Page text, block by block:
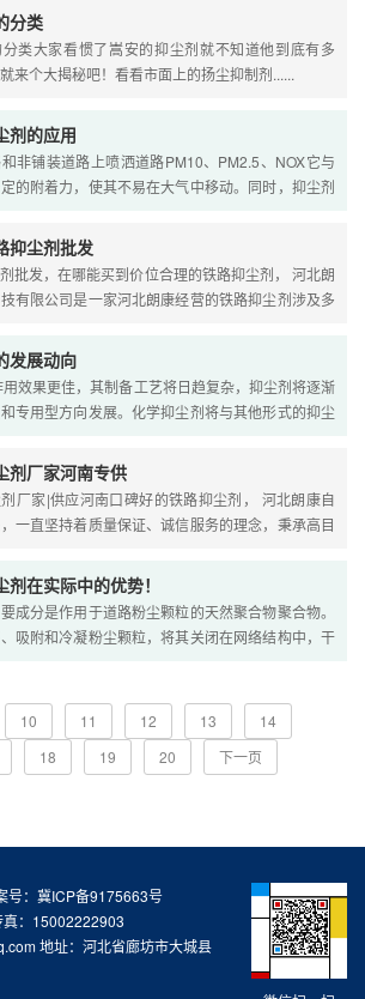
分类
类大家看惯了嵩安的抑尘剂就不知道他到底有多
来个大揭秘吧！看看市面上的扬尘抑制剂......
剂的应用
非铺装道路上喷洒道路PM10、PM2.5、NOX它与
的附着力，使其不易在大气中移动。同时，抑尘剂
、NOX和....
抑尘剂批发
批发，在哪能买到价位合理的铁路抑尘剂， 河北朗
有限公司是一家河北朗康经营的铁路抑尘剂涉及多
发展动向
用效果更佳，其制备工艺将日趋复杂，抑尘剂将逐渐
专用型方向发展。化学抑尘剂将与其他形式的抑尘
剂厂家河南专供
厂家|供应河南口碑好的铁路抑尘剂， 河北朗康自
一直坚持着质量保证、诚信服务的理念，秉承高目
剂在实际中的优势！
成分是作用于道路粉尘颗粒的天然聚合物聚合物。
吸附和冷凝粉尘颗粒，将其关闭在网络结构中，干
10 11 12 13
14
18 19 20
下一页
号：冀ICP备9175663号
：15002222903
地址：河北省廊坊市大城县